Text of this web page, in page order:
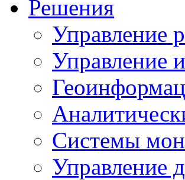
Решения
Управление
Управление
Системы
Управление